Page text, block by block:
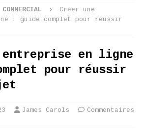
Créer une
: guide complet pour réussir
entreprise en ligne
pour réussir
James Carols
Commentaires